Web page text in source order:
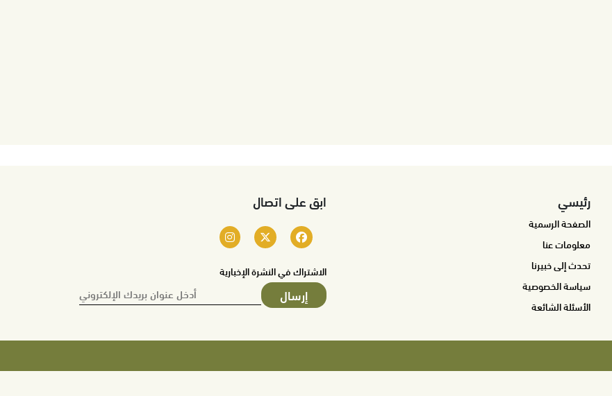
رئيسي
الصفحة الرسمية
معلومات عنا
تحدث إلى خبيرنا
سياسة الخصوصية
الأسئلة الشائعة
ابق على اتصال
الاشتراك في النشرة الإخبارية